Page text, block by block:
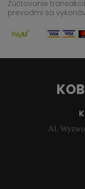
Zúčtovanie
prevodmi sa
Al.